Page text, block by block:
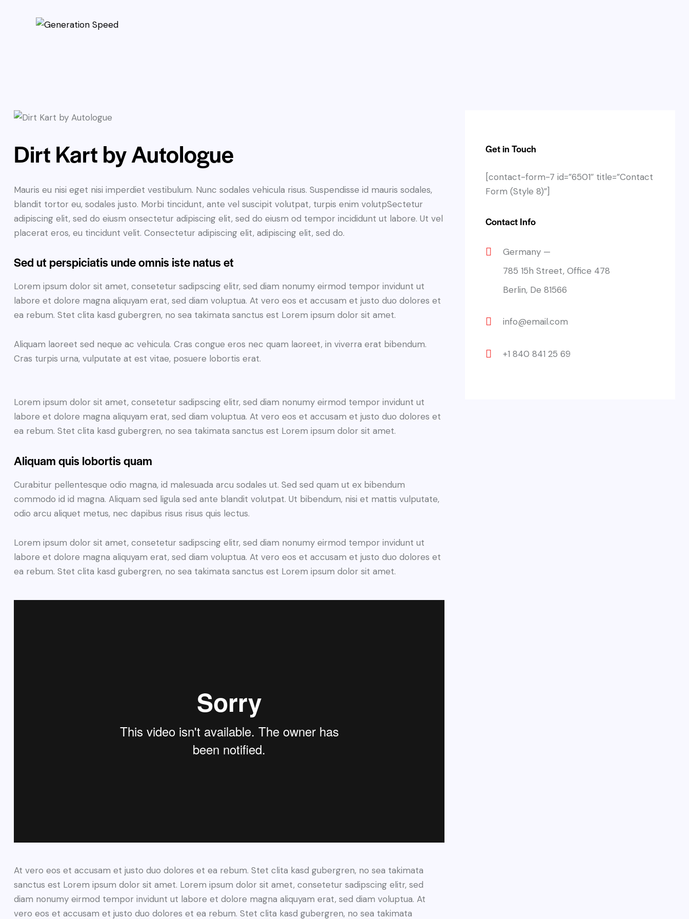
Dirt Kart by Autologue
Mauris eu nisi eget nisi imperdiet vestibulum. Nunc sodales vehicula risus. Suspendisse id mauris sodales,
blandit tortor eu, sodales justo. Morbi tincidunt, ante vel suscipit volutpat, turpis enim volutpSectetur
adipiscing elit, sed do eiusm onsectetur adipiscing elit, sed do eiusm od tempor incididunt ut labore. Ut vel
placerat eros, eu tincidunt velit. Consectetur adipiscing elit, adipiscing elit, sed do.
Sed ut perspiciatis unde omnis iste natus et
Lorem ipsum dolor sit amet, consetetur sadipscing elitr, sed diam nonumy eirmod tempor invidunt ut
labore et dolore magna aliquyam erat, sed diam voluptua. At vero eos et accusam et justo duo dolores et
ea rebum. Stet clita kasd gubergren, no sea takimata sanctus est Lorem ipsum dolor sit amet.
Aliquam laoreet sed neque ac vehicula. Cras congue eros nec quam laoreet, in viverra erat bibendum.
Cras turpis urna, vulputate at est vitae, posuere lobortis erat.
Lorem ipsum dolor sit amet, consetetur sadipscing elitr, sed diam nonumy eirmod tempor invidunt ut
labore et dolore magna aliquyam erat, sed diam voluptua. At vero eos et accusam et justo duo dolores et
ea rebum. Stet clita kasd gubergren, no sea takimata sanctus est Lorem ipsum dolor sit amet.
Aliquam quis lobortis quam
Curabitur pellentesque odio magna, id malesuada arcu sodales ut. Sed sed quam ut ex bibendum
commodo id id magna. Aliquam sed ligula sed ante blandit volutpat. Ut bibendum, nisi et mattis vulputate,
odio arcu aliquet metus, nec dapibus risus risus quis lectus.
Lorem ipsum dolor sit amet, consetetur sadipscing elitr, sed diam nonumy eirmod tempor invidunt ut
labore et dolore magna aliquyam erat, sed diam voluptua. At vero eos et accusam et justo duo dolores et
ea rebum. Stet clita kasd gubergren, no sea takimata sanctus est Lorem ipsum dolor sit amet.
At vero eos et accusam et justo duo dolores et ea rebum. Stet clita kasd gubergren, no sea takimata
sanctus est Lorem ipsum dolor sit amet. Lorem ipsum dolor sit amet, consetetur sadipscing elitr, sed
diam nonumy eirmod tempor invidunt ut labore et dolore magna aliquyam erat, sed diam voluptua. At
vero eos et accusam et justo duo dolores et ea rebum. Stet clita kasd gubergren, no sea takimata
Get in Touch
[contact-form-7 id=”6501″ title=”Contact
Form (Style 8)”]
Contact Info
Germany —
785 15h Street, Office 478
Berlin, De 81566
info@email.com
+1 840 841 25 69